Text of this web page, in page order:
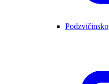
Podzvičinsko